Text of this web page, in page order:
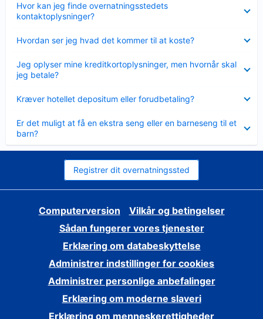
Hvor kan jeg finde overnatningsstedets
kontaktoplysninger?
Hvordan ser jeg hvad det kommer til at koste?
Jeg oplyser mine kreditkortoplysninger, men hvornår skal
jeg betale?
Kræver hotellet depositum eller forudbetaling?
Er det muligt at få en ekstra seng eller en barneseng til et
barn?
Registrer dit overnatningssted
Computerversion
Vilkår og betingelser
Sådan fungerer vores tjenester
Erklæring om databeskyttelse
Administrer indstillinger for cookies
Administrer personlige anbefalinger
Erklæring om moderne slaveri
Erklæring om menneskerettigheder